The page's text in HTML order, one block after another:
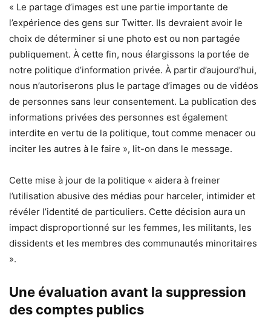
« Le partage d’images est une partie importante de
l’expérience des gens sur Twitter. Ils devraient avoir le
choix de déterminer si une photo est ou non partagée
publiquement. À cette fin, nous élargissons la portée de
notre politique d’information privée. À partir d’aujourd’hui,
nous n’autoriserons plus le partage d’images ou de vidéos
de personnes sans leur consentement. La publication des
informations privées des personnes est également
interdite en vertu de la politique, tout comme menacer ou
inciter les autres à le faire », lit-on dans le message.
Cette mise à jour de la politique « aidera à freiner
l’utilisation abusive des médias pour harceler, intimider et
révéler l’identité de particuliers. Cette décision aura un
impact disproportionné sur les femmes, les militants, les
dissidents et les membres des communautés minoritaires
».
Une évaluation avant la suppression
des comptes publics